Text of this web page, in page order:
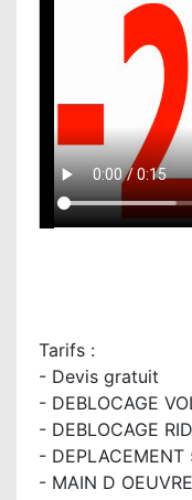
Tarifs :
- Devis gratuit
- DEBLOCAGE
- DEBLOCAGE
-
- MAIN D